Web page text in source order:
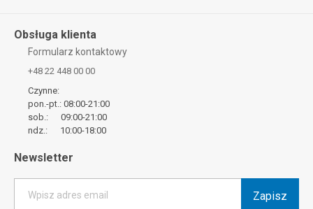
Obsługa klienta
Formularz kontaktowy
+48 22 448 00 00
Czynne:
pon.-pt.: 08:00-21:00
sob.: 09:00-21:00
ndz.: 10:00-18:00
Newsletter
Wpisz adres email Zapisz